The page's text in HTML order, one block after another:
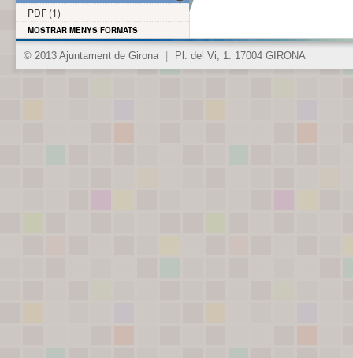
PDF (1)
MOSTRAR MENYS FORMATS
© 2013 Ajuntament de Girona Pl. del Vi, 1. 17004 GIRONA